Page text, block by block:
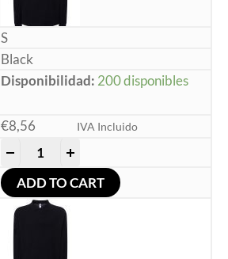
S
Black
Disponibilidad: 200 disponibles
€8,56 IVA Incluido
ADD TO CART